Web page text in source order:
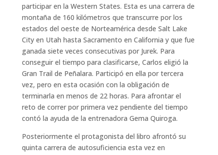
participar en la Western States. Esta es una carrera de
montaña de 160 kilómetros que transcurre por los
estados del oeste de Norteamérica desde Salt Lake
City en Utah hasta Sacramento en California y que fue
ganada siete veces consecutivas por Jurek. Para
conseguir el tiempo para clasificarse, Carlos eligió la
Gran Trail de Peñalara. Participó en ella por tercera
vez, pero en esta ocasión con la obligación de
terminarla en menos de 22 horas. Para afrontar el
reto de correr por primera vez pendiente del tiempo
contó la ayuda de la entrenadora Gema Quiroga.
Posteriormente el protagonista del libro afrontó su
quinta carrera de autosuficiencia esta vez en